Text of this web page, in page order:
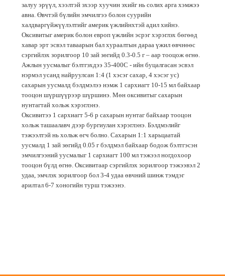
залуу эрүүл, хээлтэй эхээр хуучин эхийг нь солих арга хэмжээ
авна. Өвчтэй бүлийн эмчилгээ болон суурийн
халдваргүйжүүлэлтийг америк үжлийнхтэй адил хийнэ.
Оксивитыг америк болон европ үжлийн эсрэг хэрэглэх бөгөөд
хавар эрт эсвэл таваарын бал хураалтын дараа үжил өвчнөөс
сэргийлэх зорилгоор 10 зай зөгийд 0.3-0.5 г – аар тооцож өгнө.
Ажлын уусмалыг бэлтгэхдээ 35-400С - ийн буцалгасан эсвэл
нэрмэл усанд найруулсан 1:4 (1 хэсэг сахар, 4 хэсэг ус)
сахарын уусмалд бэлдмэлээ нэмж 1 сархиагт 10-15 мл байхаар
тооцон шүршүүрээр шүршинэ. Мөн оксивитыг сахарын
нунтагтай хольж хэрэглэнэ.
Оксивитээ 1 сархиагт 5-6 р сахарын нунтаг байхаар тооцон
хольж ташаалавч дээр бургиулан хэрэглэнэ. Бэлдмэлийг
тэжээлтэй нь хольж өгч болно. Сахарын 1:1 харьцаатай
уусмалд 1 зай зөгийд 0.05 г бэлдмэл байхаар бодож бэлтгэсэн
эмчилгээний уусмалыг 1 сархиагт 100 мл тэжээл ногдохоор
тооцон бүлд өгнө. Оксивитаар сэргийлэх зорилгоор тэжээвэл 2
удаа, эмчлэх зорилгоор бол 3-4 удаа өвчний шинж тэмдэг
арилтал 6-7 хоногийн турш тэжээнэ.